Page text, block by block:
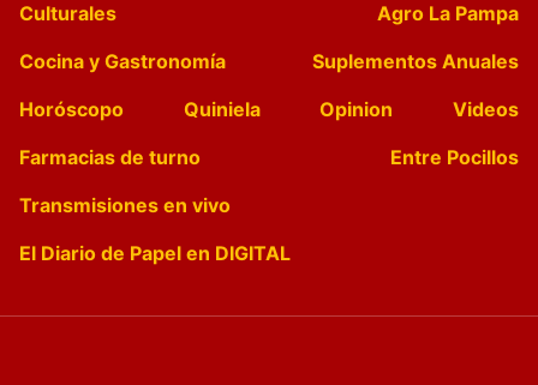
Culturales
Agro La Pampa
Cocina y Gastronomía
Suplementos Anuales
Horóscopo
Quiniela Opinion
Videos
Farmacias de turno
Entre Pocillos
Transmisiones en vivo
El Diario de Papel en DIGITAL